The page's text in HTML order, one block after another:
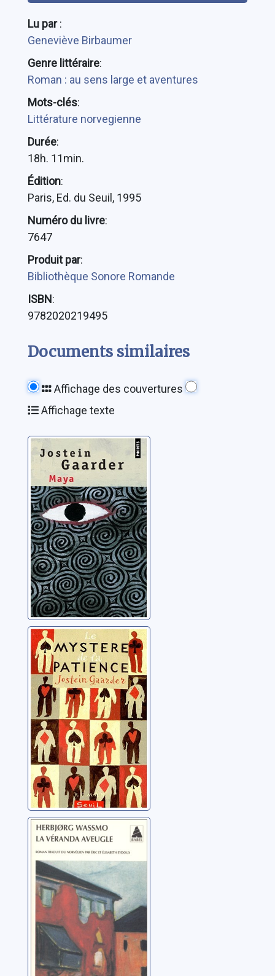
Lu par:
Geneviève Birbaumer
Genre littéraire:
Roman : au sens large et aventures
Mots-clés:
Littérature norvegienne
Durée:
18h. 11min.
Édition:
Paris, Ed. du Seuil, 1995
Numéro du livre:
7647
Produit par:
Bibliothèque Sonore Romande
ISBN:
9782020219495
Documents similaires
Affichage des couvertures
Affichage texte
Maya: roman
Gaarder, Jostein
Le mystère de la
patience
Gaarder, Jostein
[Trilogie de Tora]:
[01]: La véranda
aveugle
Wassmo, Herbjorg